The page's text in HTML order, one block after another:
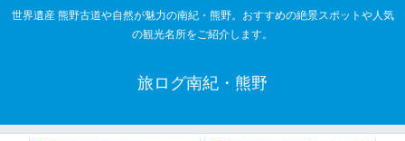
世界遺産 熊野古道や自然が魅力の南紀・熊野。おすすめの絶景スポットや人気
の観光名所をご紹介します。
旅ログ南紀・熊野